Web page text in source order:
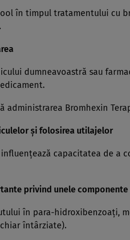
în timpul tratamentului cu
dumneavoastră sau
administrarea Bromhexin
şi folosirea utilajelor
capacitatea de a
privind unele componente
în para-hidroxibenzoaţi,
întârziate).